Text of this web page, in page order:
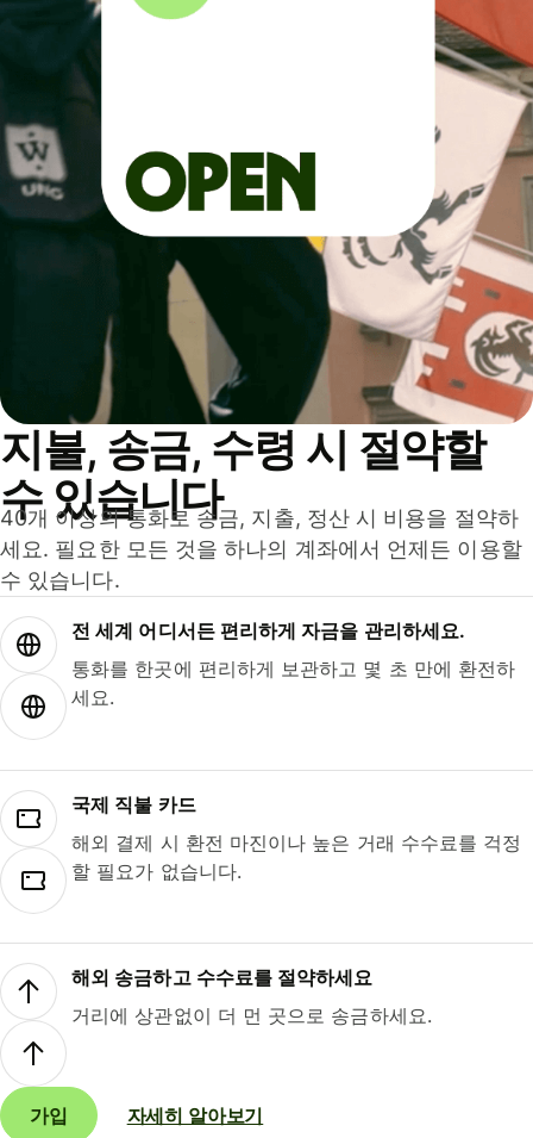
지불, 송금, 수령 시 절약할
수 있습니다
40개 이상의 통화로 송금, 지출, 정산 시 비용을 절약하
세요. 필요한 모든 것을 하나의 계좌에서 언제든 이용할
수 있습니다.
전 세계 어디서든 편리하게 자금을 관리하세요.
통화를 한곳에 편리하게 보관하고 몇 초 만에 환전하
세요.
국제 직불 카드
해외 결제 시 환전 마진이나 높은 거래 수수료를 걱정
할 필요가 없습니다.
해외 송금하고 수수료를 절약하세요
거리에 상관없이 더 먼 곳으로 송금하세요.
가입 자세히 알아보기